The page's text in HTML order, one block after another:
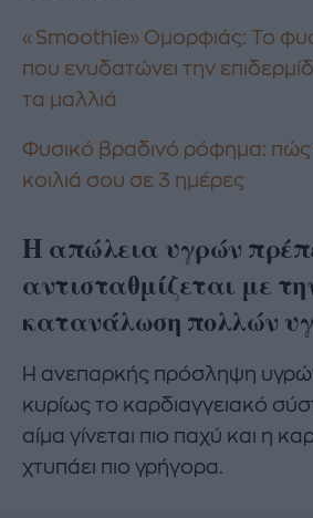
«Smoothie» Ομορφιάς: Το
που ενυδατώνει την
τα μαλλιά
Φυσικό βραδινό ρόφημα: πώς
κοιλιά σου σε 3 ημέρες
Η απώλεια υγρών
αντισταθμίζεται με
κατανάλωση πολλών
Η ανεπαρκής πρόσληψη
κυρίως το καρδιαγγειακό
αίμα γίνεται πιο παχύ και η
χτυπάει πιο γρήγορα.